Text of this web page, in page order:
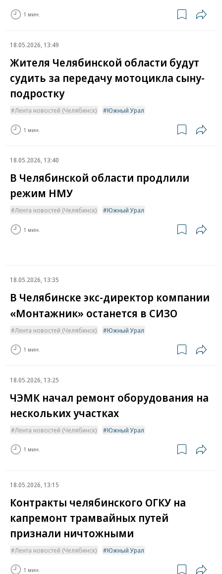
1 мин.
18.05.2026, 13:49
Жителя Челябинской области будут
судить за передачу мотоцикла сыну-
подростку
Лента новостей (Челябинск) Южный Урал
1 мин.
18.05.2026, 13:40
В Челябинской области продлили
режим НМУ
Лента новостей (Челябинск) Южный Урал
1 мин.
18.05.2026, 13:35
В Челябинске экс-директор компании
«Монтажник» останется в СИЗО
Лента новостей (Челябинск) Южный Урал
1 мин.
18.05.2026, 13:25
ЧЭМК начал ремонт оборудования на
нескольких участках
Лента новостей (Челябинск) Южный Урал
1 мин.
18.05.2026, 13:15
Контракты челябинского ОГКУ на
капремонт трамвайных путей
признали ничтожными
Лента новостей (Челябинск) Южный Урал
1 мин.